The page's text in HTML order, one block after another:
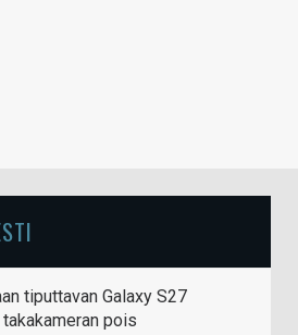
tiputtavan Galaxy S27
pois